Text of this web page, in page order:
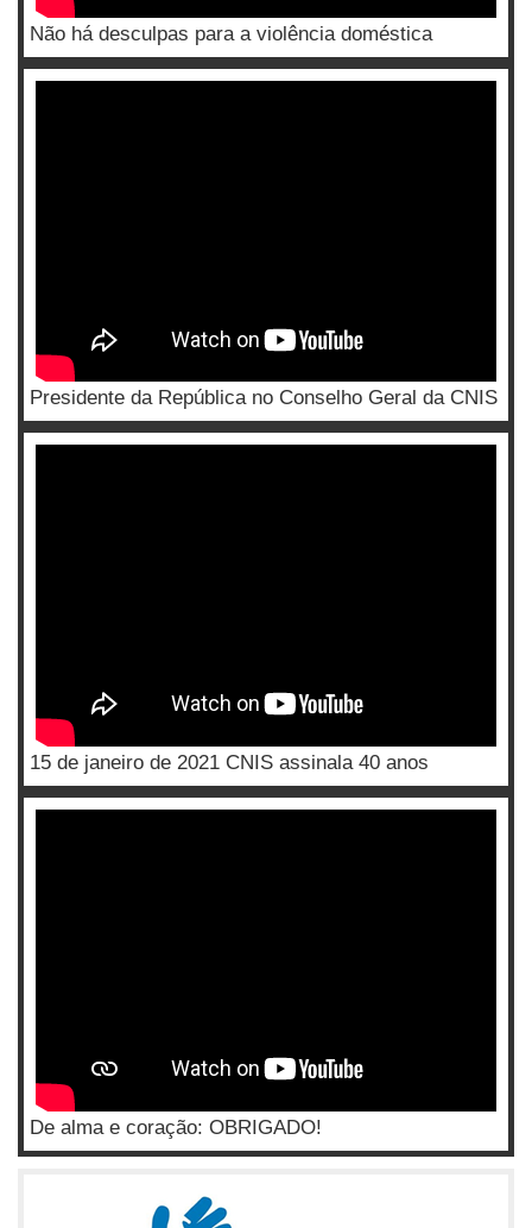
Não há desculpas para a violência doméstica
Presidente da República no Conselho Geral da CNIS
15 de janeiro de 2021 CNIS assinala 40 anos
De alma e coração: OBRIGADO!